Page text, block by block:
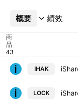
概要 績效
更多
商
品
IHAK
LOCK